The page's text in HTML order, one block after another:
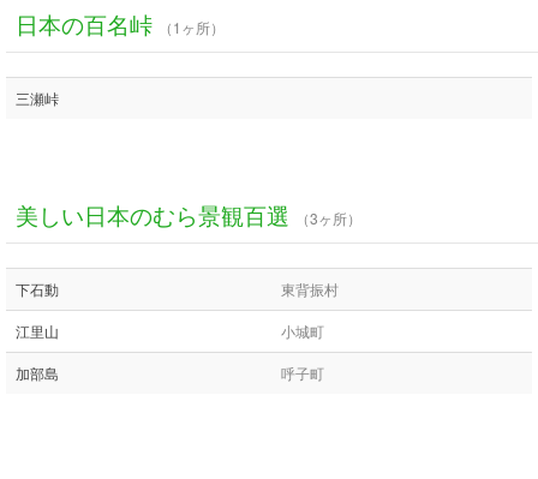
日本の百名峠 （1ヶ所）
三瀬峠
美しい日本のむら景観百選 （3ヶ所）
下石動 東背振村
江里山 小城町
加部島 呼子町